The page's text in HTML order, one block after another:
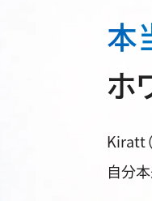
本
ホ
Kiratt
自分